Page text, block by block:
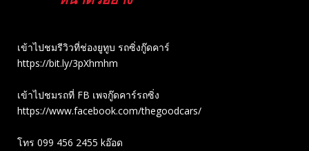
เข้าไปชมรีวิวที่ช่องยู​ทูบ​ รถซิ่งกู๊ดคาร์
https://bit.ly/3pXhmhm​
เข้าไปชมรถที่ FB เพจกู๊ดคาร์รถซิ่ง
https://www.facebook.com/thegoodcars/
โทร 099 456 2455 kอ๊อด